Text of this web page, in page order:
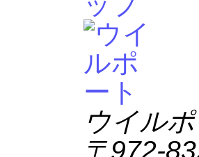
ウイル
〒972-